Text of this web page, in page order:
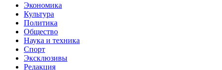
Экономика
Культура
Политика
Общество
Наука и техника
Спорт
Эксклюзивы
Редакция